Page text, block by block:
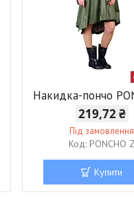
Накидка-пончо
219,72 ₴
Під замовлення
PONCHO Z
Купити